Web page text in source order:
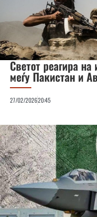
Светот реагира
меѓу Пакистан и
27/02/202620:45